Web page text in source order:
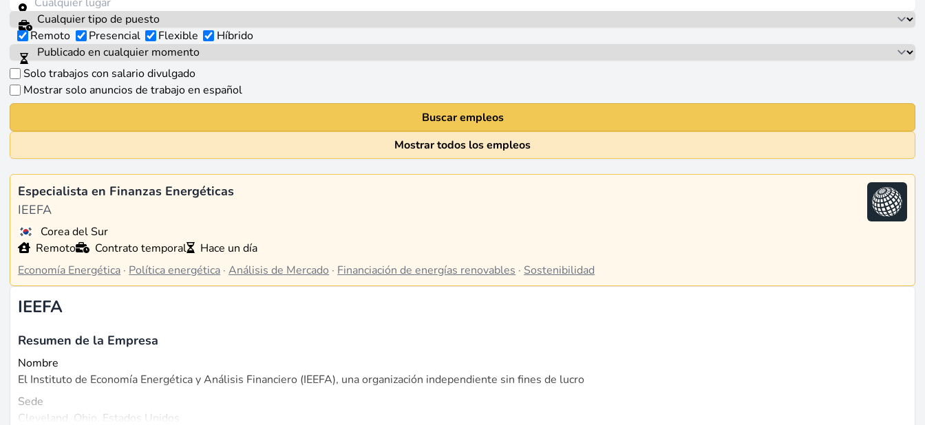
Remoto Presencial Flexible Híbrido
Solo trabajos con salario divulgado
Mostrar solo anuncios de trabajo en español
Buscar empleos
Mostrar todos los empleos
Especialista en Finanzas Energéticas
IEEFA
Corea del Sur
Remoto
Contrato temporal
Hace un día
Economía Energética · Política energética ·Análisis de Mercado · Financiación de energías renovables · Sostenibilidad
IEEFA
Resumen de la Empresa
Nombre
El Instituto de Economía Energética y Análisis Financiero (IEEFA), una organización independiente sin fines de lucro
Sede
Cleveland, Ohio, Estados Unidos